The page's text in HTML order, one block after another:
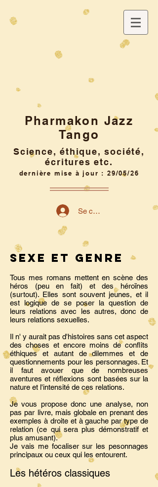
Pharmakon Jazz
Tango
Science, éthique, société,
écritures etc.
dernière mise à jour : 29/05/26
Se connecter
SEXE ET GENRE
Tous mes romans mettent en scène des
héros (peu en fait) et des héroïnes
(surtout). Elles sont souvent jeunes, et il
est logique de se poser la question de
leurs relations avec les autres, donc de
leurs relations sexuelles.
Il n' y aurait pas d'histoires sans cet aspect
des choses et encore moins de conflits
éthiques et autant de dilemmes et de
questionnements pour les personnages. Et
il faut avouer que de nombreuses
aventures et réflexions sont basées sur la
nature et l'intensité de ces relations.
Je vous propose donc une analyse, non
pas par livre, mais globale en prenant des
exemples à droite et à gauche par type de
relation (ce qui sera plus démonstratif et
plus amusant).
Je vais me focaliser sur les pesonnages
principaux ou ceux qui les entourent.
Les hétéros classiques